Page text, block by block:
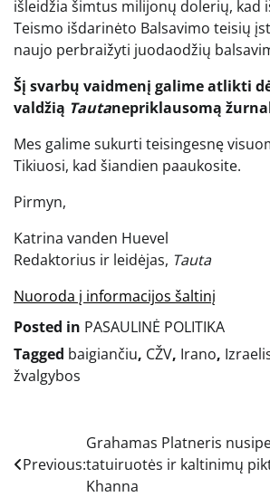
išleidžia šimtus milijonų dolerių, kad
Teismo išdarinėto Balsavimo teisių
naujo perbraižyti juodaodžių
Šį svarbų vaidmenį galime atlikti
valdžią Tautanepriklausomą
Mes galime sukurti teisingesnę
Tikiuosi, kad šiandien paaukosite.
Pirmyn,
Katrina vanden Huevel
Redaktorius ir leidėjas, Tauta
Nuoroda į informacijos šaltinį
Posted in PASAULINĖ POLITIKA
Tagged baigiančiu, CŽV, Irano,
žvalgybos
Navigacija
tarp
Previous:
Grahamas Platneris
tatuiruotės ir kaltinimų
Khanna